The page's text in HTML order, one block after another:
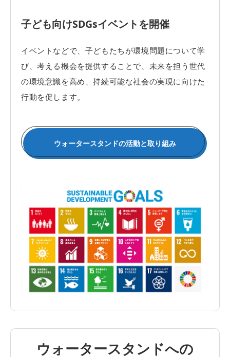
子ども向けSDGsイベントを開催
イベントなどで、子どもたちが環境問題について学
び、考える機会を提供することで、未来を担う世代
の環境意識を高め、持続可能な社会の実現に向けた
行動を促します。
ウォータースタンドの活動と取り組み
ウォータースタンドへの